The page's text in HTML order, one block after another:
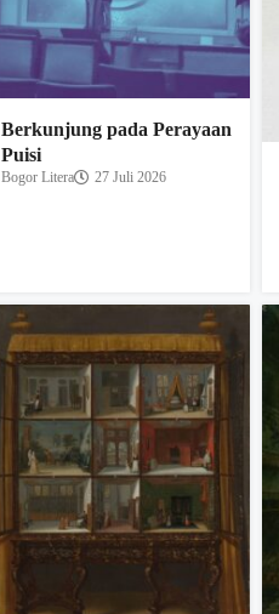
Berkunjung pada Perayaan
Puisi
Bogor Litera 27 Juli 2026